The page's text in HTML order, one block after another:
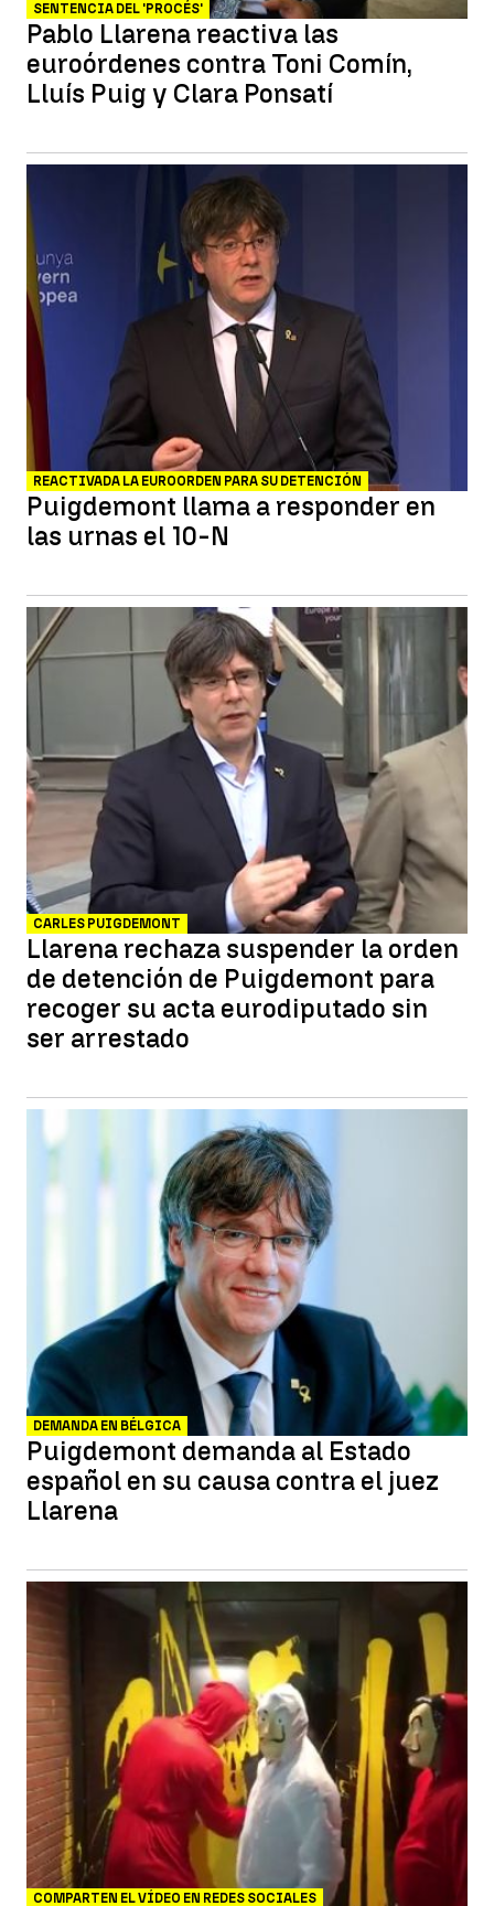
SENTENCIA DEL 'PROCÉS'
Pablo Llarena reactiva las
euroórdenes contra Toni Comín,
Lluís Puig y Clara Ponsatí
REACTIVADA LA EUROORDEN PARA SU DETENCIÓN
Puigdemont llama a responder en
las urnas el 10-N
CARLES PUIGDEMONT
Llarena rechaza suspender la orden
de detención de Puigdemont para
recoger su acta eurodiputado sin
ser arrestado
DEMANDA EN BÉLGICA
Puigdemont demanda al Estado
español en su causa contra el juez
Llarena
COMPARTEN EL VÍDEO EN REDES SOCIALES